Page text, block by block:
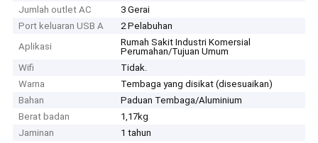
Jumlah outlet AC
3 Gerai
Port keluaran USB A
2 Pelabuhan
Aplikasi
Rumah Sakit Industri Komersial
Perumahan/Tujuan Umum
Wifi
Tidak.
Warna
Tembaga yang disikat (disesuaikan)
Bahan
Paduan Tembaga/Aluminium
Berat badan
1,17kg
Jaminan
1 tahun